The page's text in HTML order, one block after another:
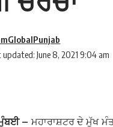
updated: June 8, 2021 9:04 am
– ਮਹਾਰਾਸ਼ਟਰ ਦੇ ਮੁੱਖ